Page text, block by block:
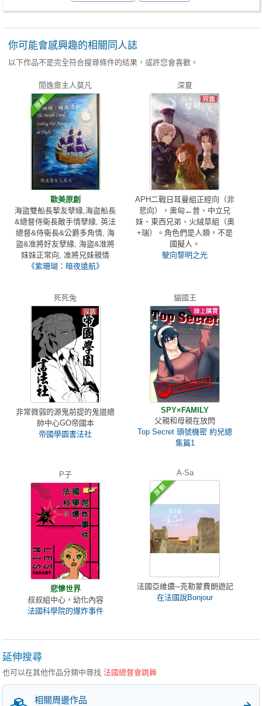
你可能會感興趣的相關同人誌
以下作品不是完全符合搜尋條件的結果，或許您會喜歡。
閒逸齋主人莫凡
歐美原創
海盜雙船長摯友孽緣,海盜船長
&總督侍衛長敵手情孽緣, 英法
總督&侍衛長&公爵多角情, 海
盜&准將好友孽緣, 海盜&准將
妹妹正常向, 准將兄妹親情
《紫珊瑚：暗夜遠航》
深夏
APH二戰日耳曼組正經向（非
悲向），奧匈←普、中立兄
妹、東西兄弟、火絨草組（奧
+瑞）。角色們是人類，不是
國擬人。
駛向黎明之光
死死兔
非常微弱的源鬼前提的鬼道總
帥中心GO帝國本
帝國學園書法社
貓國王
SPY×FAMILY
父親和母親在放閃
Top Secret 頭號機密 約兒總
集篇1
P子
悲慘世界
叔叔組中心，幼化內容
法國科學院的爆炸事件
A-Sa
法國亞維儂─克勒蒙費朗遊記
在法國說Bonjour
延伸搜尋
也可以在其他作品分類中尋找法國總督會跳舞
相關周邊作品